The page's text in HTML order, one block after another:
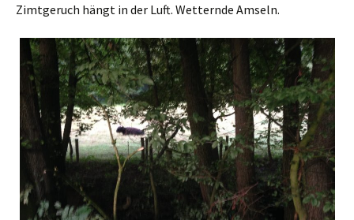
Zimtgeruch hängt in der Luft. Wetternde Amseln.